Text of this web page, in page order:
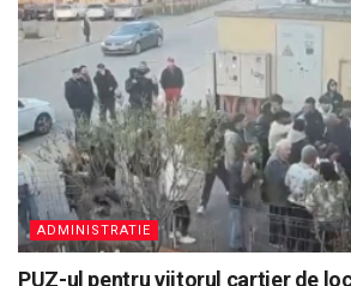
ADMINISTRATIE
PUZ-ul pentru viitorul cartier de